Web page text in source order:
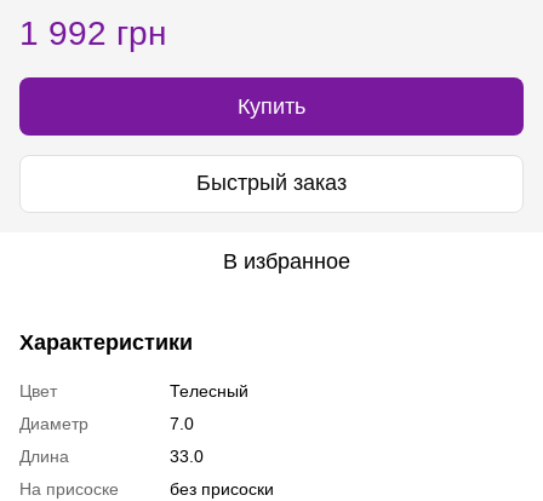
1 992 грн
Купить
Быстрый заказ
В избранное
Характеристики
Цвет
Телесный
Диаметр
7.0
Длина
33.0
На присоске
без присоски